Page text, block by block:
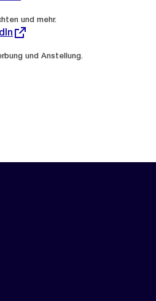
und mehr.
und Anstellung.